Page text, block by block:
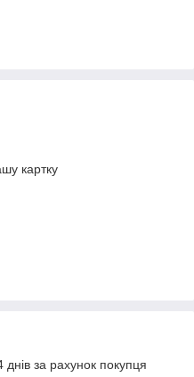
картку
за рахунок покупця